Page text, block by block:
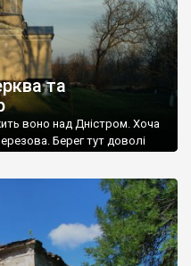
та
воно над Дністром. Хоча
Берег тут доволі
більшості навколишніх
церква. Точної дати […]